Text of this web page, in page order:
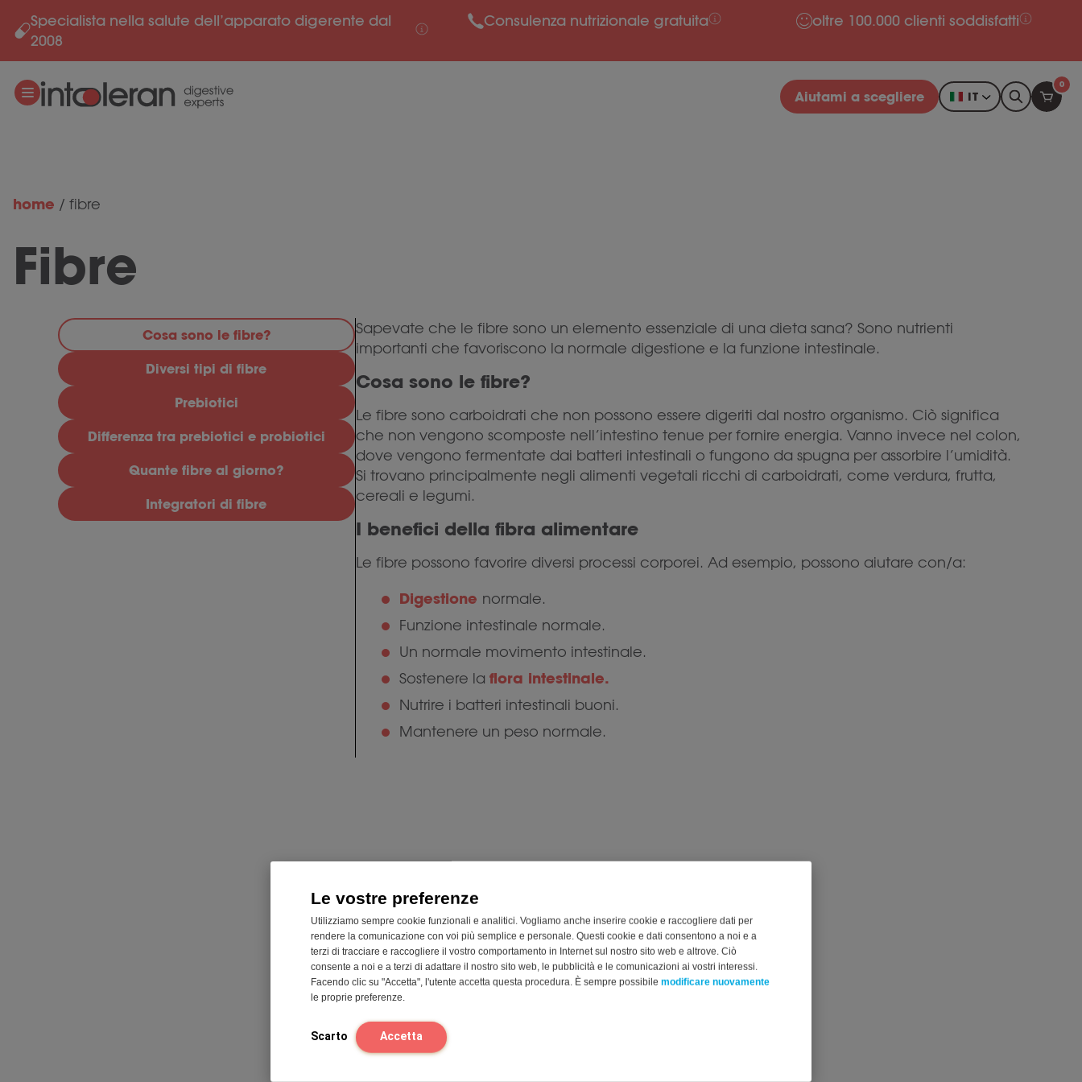
Le vostre preferenze
Utilizziamo sempre cookie funzionali e analitici. Vogliamo anche inserire cookie e raccogliere dati per
rendere la comunicazione con voi più semplice e personale. Questi cookie e dati consentono a noi e a
terzi di tracciare e raccogliere il vostro comportamento in Internet sul nostro sito web e altrove. Ciò
consente a noi e a terzi di adattare il nostro sito web, le pubblicità e le comunicazioni ai vostri interessi.
Facendo clic su "Accetta", l'utente accetta questa procedura. È sempre possibile modificare nuovamente
le proprie preferenze.
Scarto Accetta
Salta al contenuto
Specialista nella salute dell’apparato digerente dal
2008
Consulenza nutrizionale gratuita oltre 100.000 clienti soddisfatti
Aiutami a scegliere IT
0
home / fibre
Fibre
Cosa sono le fibre?
Diversi tipi di fibre
Prebiotici
Differenza tra prebiotici e probiotici
Quante fibre al giorno?
Integratori di fibre
Sapevate che le fibre sono un elemento essenziale di una dieta sana? Sono nutrienti
importanti che favoriscono la normale digestione e la funzione intestinale.
Cosa sono le fibre?
Le fibre sono carboidrati che non possono essere digeriti dal nostro organismo. Ciò significa
che non vengono scomposte nell’intestino tenue per fornire energia. Vanno invece nel colon,
dove vengono fermentate dai batteri intestinali o fungono da spugna per assorbire l’umidità.
Si trovano principalmente negli alimenti vegetali ricchi di carboidrati, come verdura, frutta,
cereali e legumi.
I benefici della fibra alimentare
Le fibre possono favorire diversi processi corporei. Ad esempio, possono aiutare con/a:
Digestione normale.
Funzione intestinale normale.
Un normale movimento intestinale.
Sostenere laflora intestinale.
Nutrire i batteri intestinali buoni.
Mantenere un peso normale.
175 gr
Favorisce la funzionalità dell’intestino e i movimenti intestinali
Contribuisce all’apporto giornaliero di fibre
Fibra prebiotica di fagiolo guar con estratto di zenzero
Completamente solubile in alimenti e bevande